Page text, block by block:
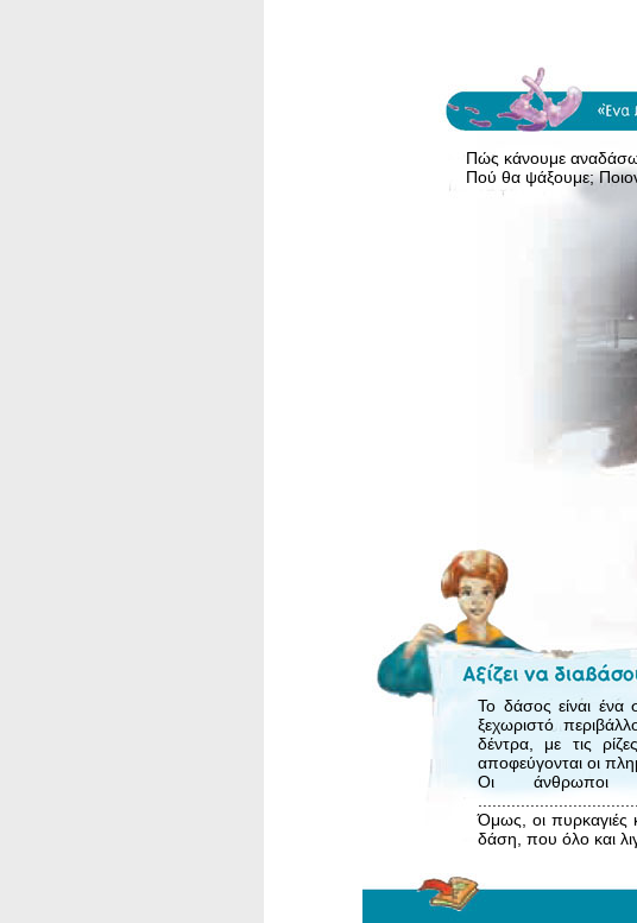
Κέντρο
Πώς κάνουμε
Πού θα ψάξουμε;
Το δάσος είναι
ξεχωριστό
δέντρα, με τις
αποφεύγονται οι
Οι άνθρωποι
Όμως, οι πυρκαγιές
δάση, που όλο και